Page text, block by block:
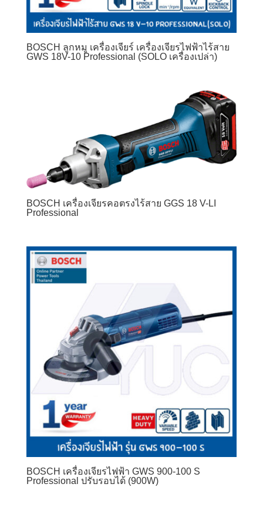
BOSCH ลูกหมู เครื่องเจียร์ เครื่องเจียรไฟฟ้าไร้สาย
GWS 18V-10 Professional (SOLO เครื่องเปล่า)
BOSCH เครื่องเจียรคอตรงไร้สาย GGS 18 V-LI
Professional
BOSCH เครื่องเจียรไฟฟ้า GWS 900-100 S
Professional ปรับรอบได้ (900W)